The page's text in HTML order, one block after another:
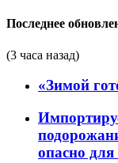
Последнее
(3 часа назад)
«Зимой
опасно